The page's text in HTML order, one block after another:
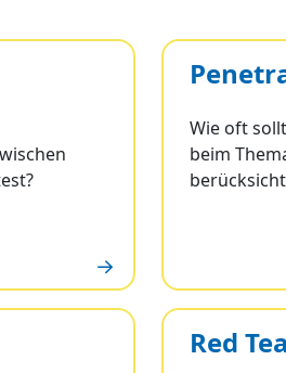
Wie oft
beim
Red